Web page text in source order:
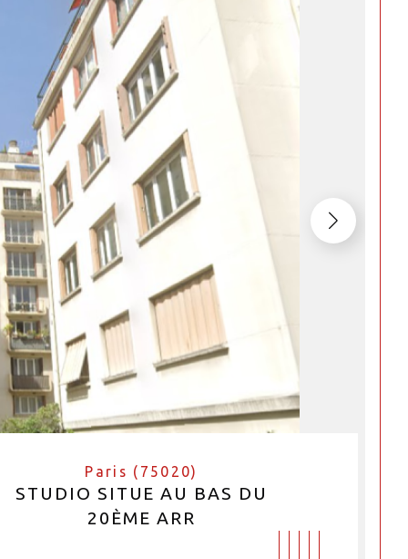
Paris (75020)
STUDIO SITUE AU BAS DU
20ÈME ARR